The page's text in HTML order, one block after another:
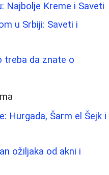
Najbolje Kreme i Saveti
u Srbiji: Saveti i
treba da znate o
Hurgada, Šarm el Šejk i
ožiljaka od akni i